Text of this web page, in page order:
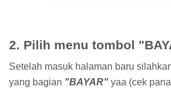
2. Pilih menu tombol
Setelah masuk halaman baru
yang bagian "BAYAR" yaa (cek